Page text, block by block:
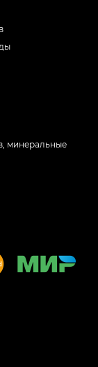
минеральные